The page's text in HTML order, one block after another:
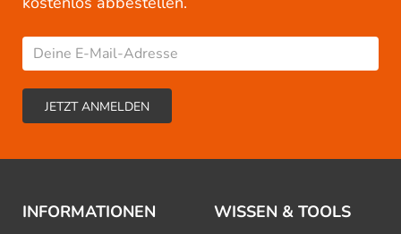
INFORMATIONEN WISSEN & TOOLS